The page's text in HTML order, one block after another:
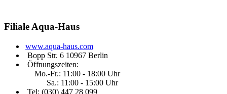
Filiale Aqua-Haus
www.aqua-haus.com
Bopp Str. 6 10967 Berlin
Öffnungszeiten:
Mo.-Fr.: 11:00 - 18:00 Uhr
Sa.: 11:00 - 15:00 Uhr
Tel: (030) 447 28 099